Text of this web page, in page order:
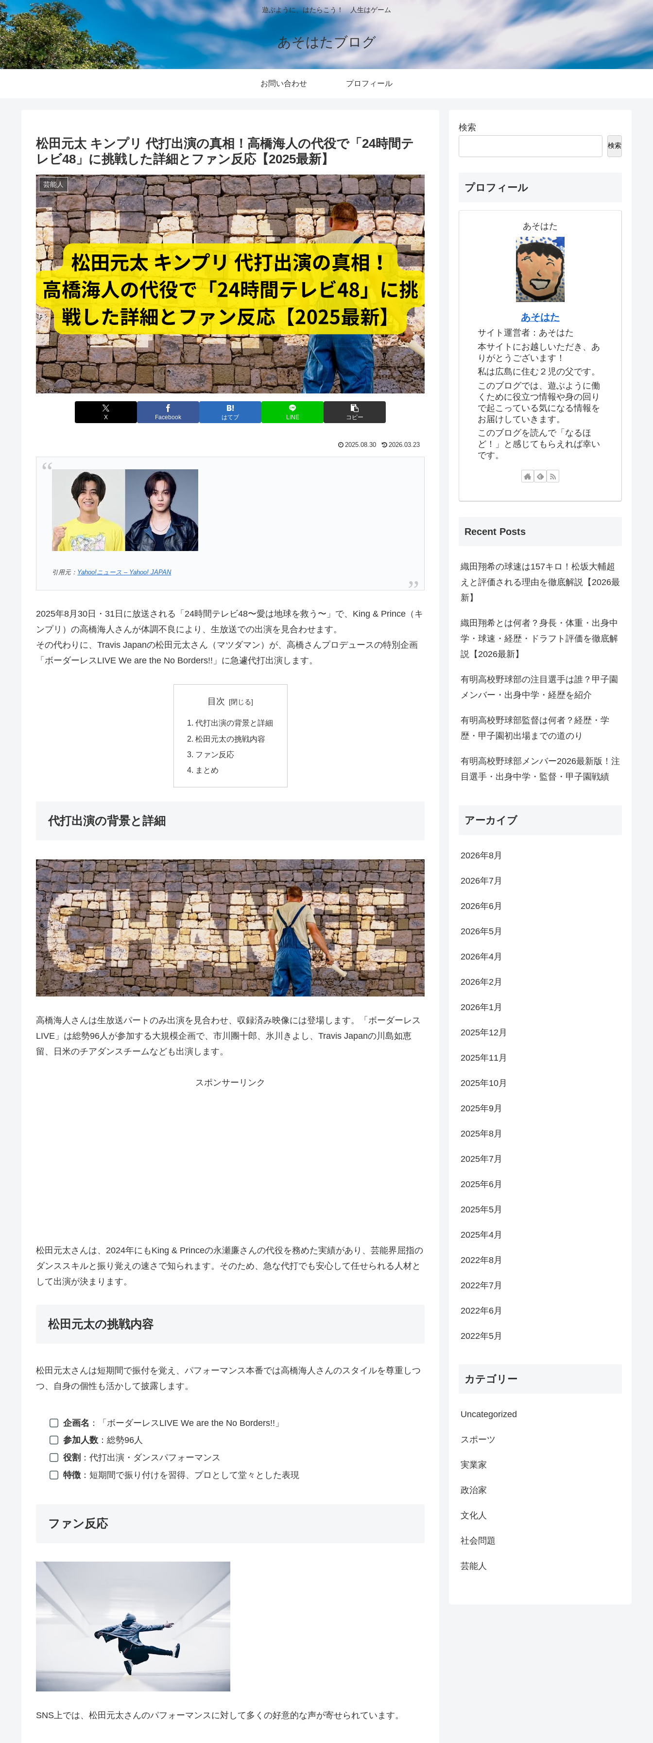
遊ぶように、はたらこう！ 人生はゲーム
あそはたブログ
お問い合わせ プロフィール
松田元太 キンプリ 代打出演の真相！高橋海人の代役で「24時間テ
レビ48」に挑戦した詳細とファン反応【2025最新】
芸能人
X Facebook はてブ LINE コピー
2025.08.30 2026.03.23
引用元： Yahoo!ニュース – Yahoo! JAPAN
2025年8月30日・31日に放送される「24時間テレビ48〜愛は地球を救う〜」で、King & Prince（キ
ンプリ）の高橋海人さんが体調不良により、生放送での出演を見合わせます。
その代わりに、Travis Japanの松田元太さん（マツダマン）が、高橋さんプロデュースの特別企画
「ボーダーレスLIVE We are the No Borders!!」に急遽代打出演します。
目次
代打出演の背景と詳細
松田元太の挑戦内容
ファン反応
まとめ
代打出演の背景と詳細
高橋海人さんは生放送パートのみ出演を見合わせ、収録済み映像には登場します。「ボーダーレス
LIVE」は総勢96人が参加する大規模企画で、市川團十郎、氷川きよし、Travis Japanの川島如恵
留、日米のチアダンスチームなども出演します。
スポンサーリンク
松田元太さんは、2024年にもKing & Princeの永瀬廉さんの代役を務めた実績があり、芸能界屈指の
ダンススキルと振り覚えの速さで知られます。そのため、急な代打でも安心して任せられる人材と
して出演が決まります。
松田元太の挑戦内容
松田元太さんは短期間で振付を覚え、パフォーマンス本番では高橋海人さんのスタイルを尊重しつ
つ、自身の個性も活かして披露します。
企画名 ：「ボーダーレスLIVE We are the No Borders!!」
参加人数 ：総勢96人
役割 ：代打出演・ダンスパフォーマンス
特徴 ：短期間で振り付けを習得、プロとして堂々とした表現
ファン反応
SNS上では、松田元太さんのパフォーマンスに対して多くの好意的な声が寄せられています。
検索
検索
プロフィール
あそはた
あそはた
サイト運営者：あそはた
本サイトにお越しいただき、あ
りがとうございます！
私は広島に住む２児の父です。
このブログでは、遊ぶように働
くために役立つ情報や身の回り
で起こっている気になる情報を
お届けしていきます。
このブログを読んで「なるほ
ど！」と感じてもらえれば幸い
です。
Recent Posts
織田翔希の球速は157キロ！松坂大輔超
えと評価される理由を徹底解説【2026最
新】
織田翔希とは何者？身長・体重・出身中
学・球速・経歴・ドラフト評価を徹底解
説【2026最新】
有明高校野球部の注目選手は誰？甲子園
メンバー・出身中学・経歴を紹介
有明高校野球部監督は何者？経歴・学
歴・甲子園初出場までの道のり
有明高校野球部メンバー2026最新版！注
目選手・出身中学・監督・甲子園戦績
アーカイブ
2026年8月
2026年7月
2026年6月
2026年5月
2026年4月
2026年2月
2026年1月
2025年12月
2025年11月
2025年10月
2025年9月
2025年8月
2025年7月
2025年6月
2025年5月
2025年4月
2022年8月
2022年7月
2022年6月
2022年5月
カテゴリー
Uncategorized
スポーツ
実業家
政治家
文化人
社会問題
芸能人